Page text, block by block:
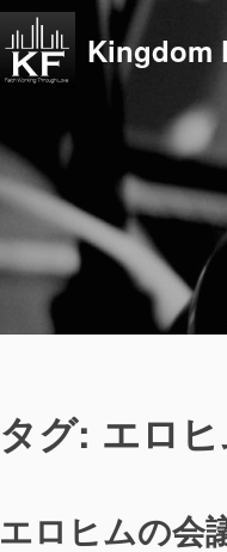
Kingdom
タグ: エロ
エロヒムの会